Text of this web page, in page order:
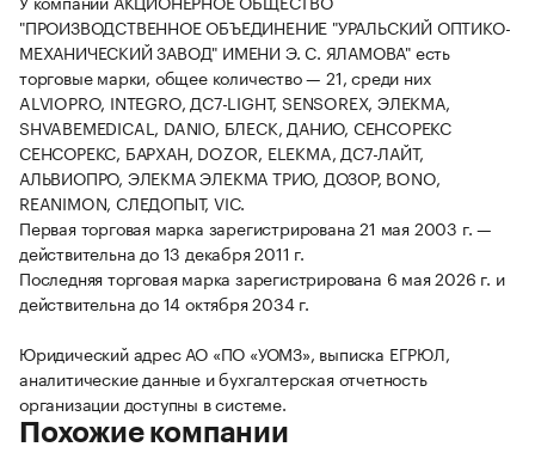
"ПРОИЗВОДСТВЕННОЕ ОБЪЕДИНЕНИЕ "УРАЛЬСКИЙ ОПТИКО-
МЕХАНИЧЕСКИЙ ЗАВОД" ИМЕНИ Э. С. ЯЛАМОВА" есть
торговые марки, общее количество — 21, среди них
ALVIOPRO, INTEGRO, ДС7-LIGHT, SENSOREX, ЭЛЕКМА,
SHVABEMEDICAL, DANIO, БЛЕСК, ДАНИО, CEHCOPEKC
СЕНСОРЕКС, БАРХАН, DOZOR, ELEKMA, ДС7-ЛАЙТ,
АЛЬВИОПРО, ЭЛЕКМА ЭЛЕКМА ТРИО, ДОЗОР, BONO,
REANIMON, СЛЕДОПЫТ, VIC.
Первая торговая марка зарегистрирована 21 мая 2003 г. —
действительна до 13 декабря 2011 г.
Последняя торговая марка зарегистрирована 6 мая 2026 г. и
действительна до 14 октября 2034 г.
Юридический адрес АО «ПО «УОМЗ», выписка ЕГРЮЛ,
аналитические данные и бухгалтерская отчетность
организации доступны в системе.
Похожие компании